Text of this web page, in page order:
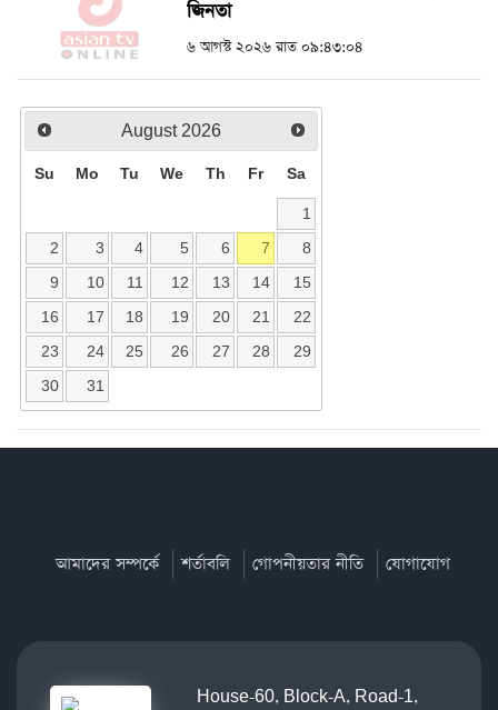
জিনতা
৬ আগস্ট ২০২৬ রাত ০৯:৪৩:০৪
August 2026
Su Mo Tu We Th Fr Sa
1
2
3 4 5 6 7
8
9
10 11 12 13 14
15
16
17 18 19 20 21
22
23
24 25 26 27 28
29
30
31
আমাদের সম্পর্কে শর্তাবলি গোপনীয়তার নীতি যোগাযোগ
House-60, Block-A, Road-1,